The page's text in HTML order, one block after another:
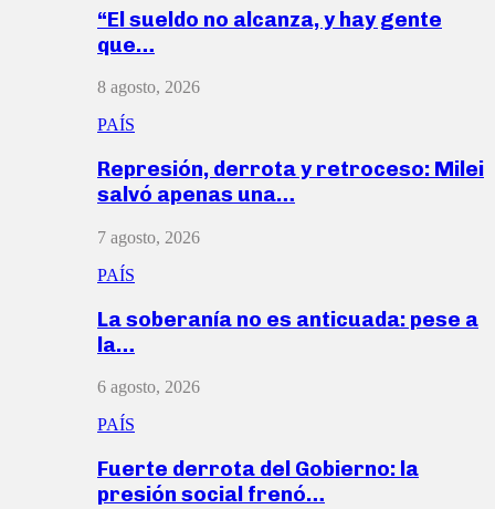
“El sueldo no alcanza, y hay gente
que…
8 agosto, 2026
PAÍS
Represión, derrota y retroceso: Milei
salvó apenas una…
7 agosto, 2026
PAÍS
La soberanía no es anticuada: pese a
la…
6 agosto, 2026
PAÍS
Fuerte derrota del Gobierno: la
presión social frenó…